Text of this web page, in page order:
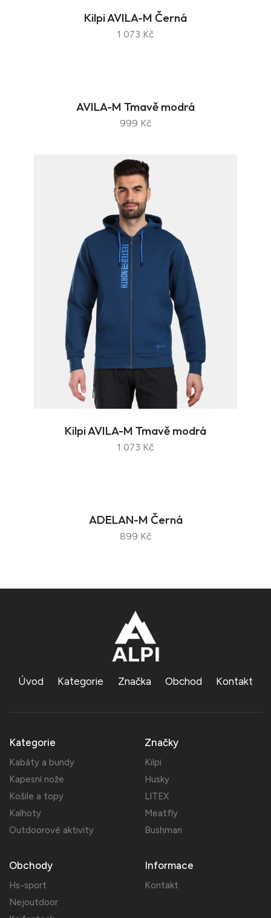
Kilpi AVILA-M Černá
1 073 Kč
AVILA-M Tmavě modrá
999 Kč
Kilpi AVILA-M Tmavě modrá
1 073 Kč
ADELAN-M Černá
899 Kč
Úvod Kategorie Značka Obchod Kontakt
Kategorie
Kabáty a bundy
Kapesní nože
Košile a topy
Kalhoty
Outdoorové aktivity
Značky
Kilpi
Husky
LITEX
Meatfly
Bushman
Obchody
Hs-sport
Nejoutdoor
Informace
Kontakt